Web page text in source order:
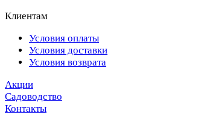
Клиентам
Условия оплаты
Условия доставки
Условия возврата
Акции
Садоводство
Контакты